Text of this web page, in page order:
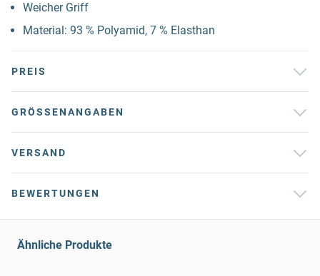
Weicher Griff
Material: 93 % Polyamid, 7 % Elasthan
PREIS
GRÖSSENANGABEN
VERSAND
BEWERTUNGEN
Ähnliche Produkte